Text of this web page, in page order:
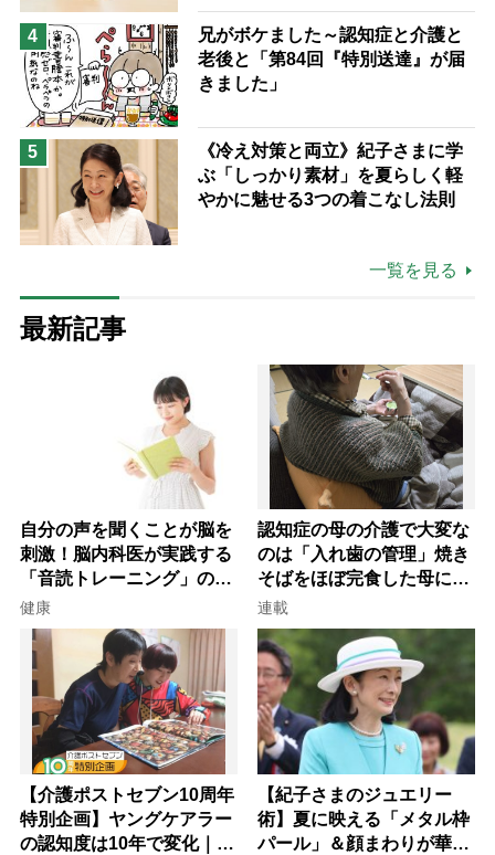
4
兄がボケました～認知症と介護と
老後と「第84回『特別送達』が届
きました」
5
《冷え対策と両立》紀子さまに学
ぶ「しっかり素材」を夏らしく軽
やかに魅せる3つの着こなし法則
一覧を見る
最新記事
自分の声を聞くことが脳を
刺激！脳内科医が実践する
「音読トレーニング」の極
意
健康
認知症の母の介護で大変な
のは「入れ歯の管理」焼き
そばをほぼ完食した母に息
子が血の気が引いた理由
連載
【介護ポストセブン10周年
特別企画】ヤングケアラー
の認知度は10年で変化｜流
【紀子さまのジュエリー
術】夏に映える「メタル枠
パール」＆顔まわりが華や